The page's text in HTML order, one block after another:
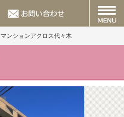
マンションアクロス代々木